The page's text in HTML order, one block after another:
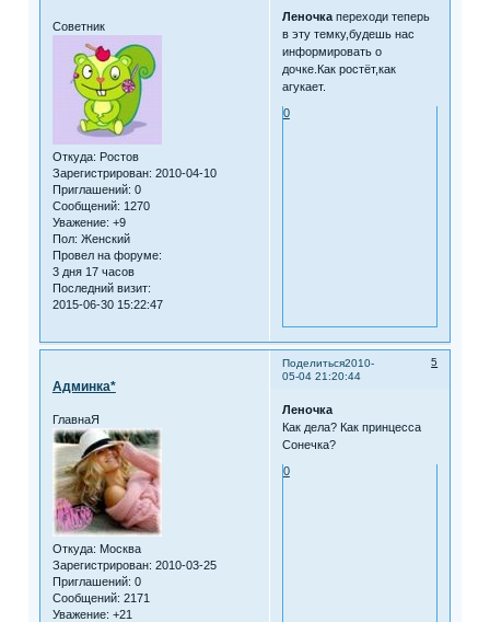
Советник
Откуда: Ростов
Зарегистрирован: 2010-04-10
Приглашений: 0
Сообщений: 1270
Уважение: +9
Пол: Женский
Провел на форуме:
3 дня 17 часов
Последний визит:
2015-06-30 15:22:47
Леночка переходи теперь
в эту темку,будешь нас
информировать о
дочке.Как ростёт,как
агукает.
0
Поделиться 5
2010-
05-04 21:20:44
Админка*
ГлавнаЯ
Откуда: Москва
Зарегистрирован: 2010-03-25
Приглашений: 0
Сообщений: 2171
Уважение: +21
Леночка
Как дела? Как принцесса
Сонечка?
0